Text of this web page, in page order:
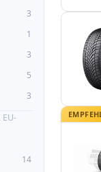
3
1
3
5
3
EU-
14